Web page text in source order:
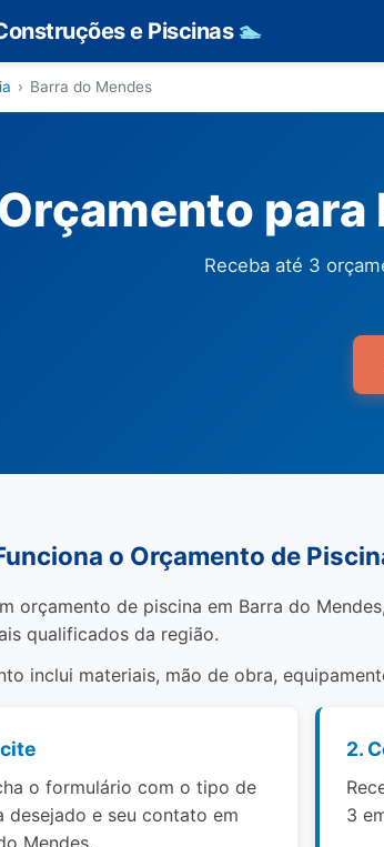
e Piscinas 🏊
› Barra do Mendes
Orçamento para
Receba até 3
o Orçamento de
orçamento de piscina em Barra do
qualificados da região.
inclui materiais, mão de obra,
o formulário com o tipo de
desejado e seu contato em
Mendes.
2.
3